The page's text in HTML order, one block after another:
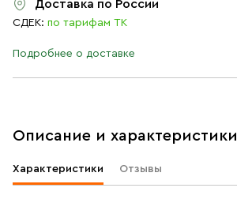
Доставка по России
СДЕК: по тарифам ТК
Подробнее о доставке
Описание и характеристики
Характеристики Отзывы